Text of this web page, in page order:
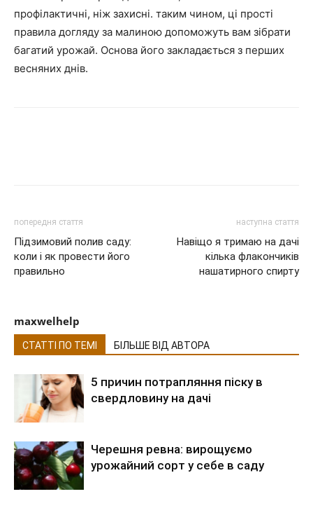
профілактичні, ніж захисні. таким чином, ці прості
правила догляду за малиною допоможуть вам зібрати
багатий урожай. Основа його закладається з перших
весняних днів.
попередня стаття
Підзимовий полив саду:
коли і як провести його
правильно
наступна стаття
Навіщо я тримаю на дачі
кілька флакончиків
нашатирного спирту
maxwelhelp
СТАТТІ ПО ТЕМІ БІЛЬШЕ ВІД АВТОРА
5 причин потрапляння піску в
свердловину на дачі
Черешня ревна: вирощуємо
урожайний сорт у себе в саду